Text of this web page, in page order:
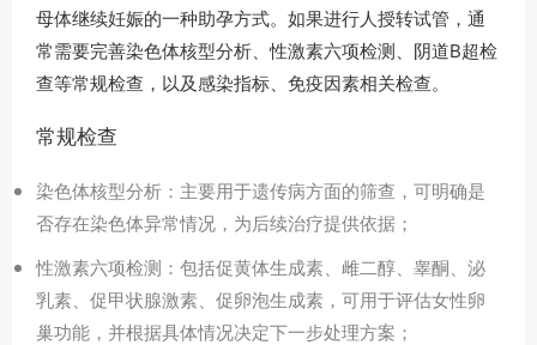
母体继续妊娠的一种助孕方式。如果进行人授转试管，通
常需要完善染色体核型分析、性激素六项检测、阴道B超检
查等常规检查，以及感染指标、免疫因素相关检查。
常规检查
染色体核型分析：主要用于遗传病方面的筛查，可明确是
否存在染色体异常情况，为后续治疗提供依据；
性激素六项检测：包括促黄体生成素、雌二醇、睾酮、泌
乳素、促甲状腺激素、促卵泡生成素，可用于评估女性卵
巢功能，并根据具体情况决定下一步处理方案；